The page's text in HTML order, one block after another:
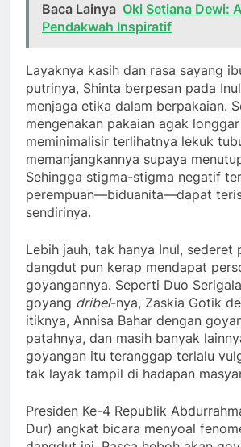
Baca Lainya Oki Setiana Dewi:
Pendakwah Inspiratif
Layaknya kasih dan rasa sayang
putrinya, Shinta berpesan pada
menjaga etika dalam berpakaian.
mengenakan pakaian agak
meminimalisir terlihatnya lekuk
memanjangkannya supaya
Sehingga stigma-stigma negatif
perempuan—biduanita—dapat
sendirinya.
Lebih jauh, tak hanya Inul, sederet
dangdut pun kerap mendapat
goyangannya. Seperti Duo
goyang dribel-nya, Zaskia Gotik
itiknya, Annisa Bahar dengan
patahnya, dan masih banyak
goyangan itu teranggap terlalu
tak layak tampil di hadapan
Presiden Ke-4 Republik
Dur) angkat bicara menyoal